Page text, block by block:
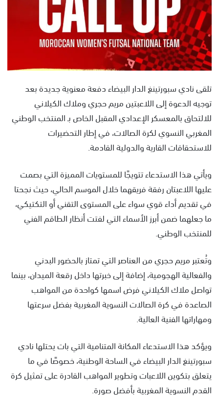
تلقى نادي سبورتينغ الدار البيضاء دفعة معنوية جديدة بعد
توجيه الدعوة إلى اللاعبتين مريم حجري وملاك الكيلاني
للالتحاق بالمعسكر الإعدادي المقبل الخاص بـ المنتخب الوطني
المغربي النسوي لكرة الصالات، في إطار التحضيرات
للاستحقاقات القارية والدولية القادمة.
ويأتي هذا الاستدعاء تتويجًا للمستويات المميزة التي بصمت
عليها اللاعبتان رفقة فريقهما خلال الموسم الحالي، حيث نجحتا
في تقديم أداء قوي سواء على المستوى التقني أو التكتيكي،
ما جعلهما ضمن أبرز الأسماء التي لفتت أنظار الطاقم الفني
للمنتخب الوطني.
وتُعتبر مريم حجري من العناصر التي تمتاز بالحضور البدني
والفعالية الهجومية، إضافة إلى خبرتها داخل رقعة الميدان، بينما
تواصل ملاك الكيلاني فرض اسمها كواحدة من المواهب
الصاعدة في كرة الصالات النسوية المغربية بفضل سرعتها
ومهاراتها الفنية العالية.
ويؤكد هذا الاستدعاء المكانة المتنامية التي بات يحتلها نادي
سبورتينغ الدار البيضاء في الساحة الوطنية، خصوصًا في ما
يتعلق بتكوين اللاعبات وتطوير المواهب القادرة على تمثيل كرة
القدم النسوية المغربية بأفضل صورة.